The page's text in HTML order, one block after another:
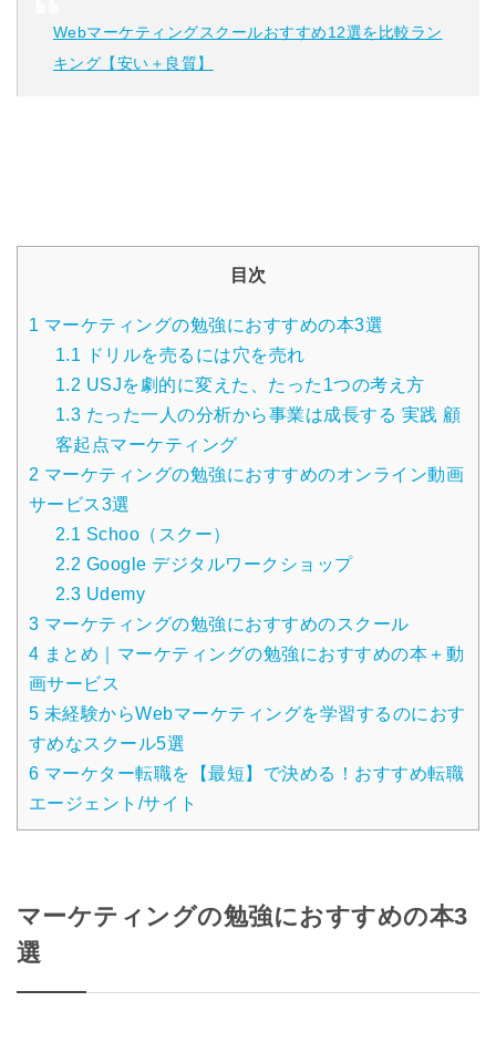
Webマーケティングスクールおすすめ12選を比較ラン
キング【安い＋良質】
目次
1 マーケティングの勉強におすすめの本3選
1.1 ドリルを売るには穴を売れ
1.2 USJを劇的に変えた、たった1つの考え方
1.3 たった一人の分析から事業は成長する 実践 顧
客起点マーケティング
2 マーケティングの勉強におすすめのオンライン動画
サービス3選
2.1 Schoo（スクー）
2.2 Google デジタルワークショップ
2.3 Udemy
3 マーケティングの勉強におすすめのスクール
4 まとめ｜マーケティングの勉強におすすめの本＋動
画サービス
5 未経験からWebマーケティングを学習するのにおす
すめなスクール5選
6 マーケター転職を【最短】で決める！おすすめ転職
エージェント/サイト
マーケティングの勉強におすすめの本3
選